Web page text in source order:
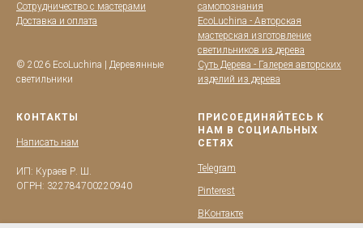
Сотрудничество с мастерами
Доставка и оплата
© 2026 EcoLuchina | Деревянные
светильники
самопознания
EcoLuchina - Авторская
мастерская изготовление
светильников из дерева
Суть Дерева - Галерея авторских
изделий из дерева
КОНТАКТЫ
Написать нам
ИП: Кураев Р. Ш.
ОГРН: 322784700220940
ПРИСОЕДИНЯЙТЕСЬ К
НАМ В СОЦИАЛЬНЫХ
СЕТЯХ
Telegram
Pinterest
BKонтакте